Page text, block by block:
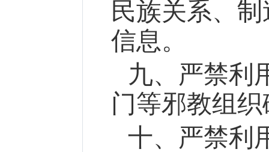
民族关系、
信息。
九、严禁利
门等邪教组
十、严禁利